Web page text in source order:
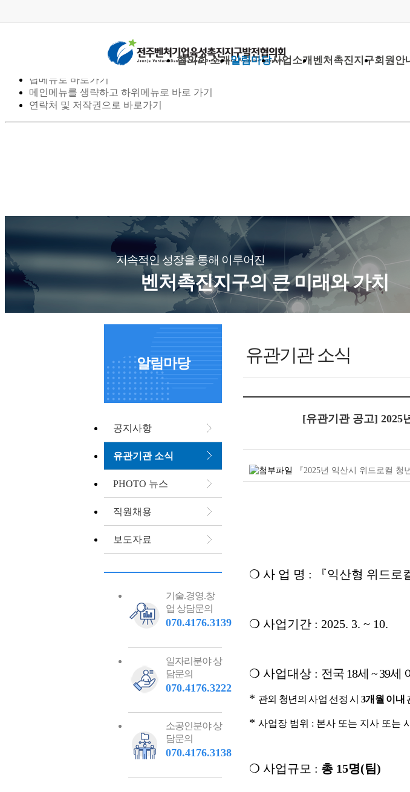
탑메뉴로 바로가기
메인메뉴를 생략하고 하위메뉴로 바로 가기
연락처 및 저작권으로 바로가기
협의회 소개알림마당사업소개 벤처촉진지구회원안
지속적인 성장을 통해 이루어진
벤처촉진지구의 큰 미래와 가치
알림마당
공지사항
유관기관 소식
PHOTO 뉴스
직원채용
보도자료
기술.경영.창
업 상담문의
070.4176.3139
일자리분야 상
담문의
070.4176.3222
소공인분야 상
담문의
070.4176.3138
유관기관 소식
[유관기관 공고] 2025
『2025년 익산시 위드로컬
❍ 사 업 명 : 『익산형 위드로
❍ 사업기간 : 2025. 3. ~ 10.
❍ 사업대상 : 전국 18세 ~ 39세
* 관외 청년의 사업 선정 시 3개월 이내
* 사업장 범위 : 본사 또는 지사 또는
❍ 사업규모 : 총 15명(팀)